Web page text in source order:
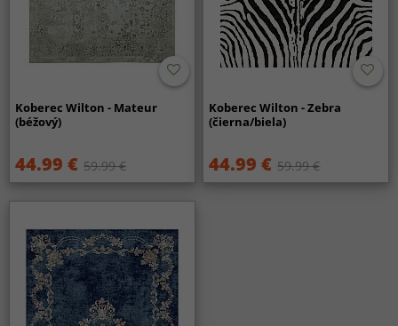
Koberec Wilton - Mateur
(béžový)
44.99 € 59.99 €
Koberec Wilton - Zebra
(čierna/biela)
44.99 € 59.99 €